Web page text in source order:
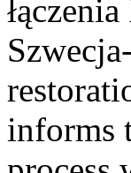
informs